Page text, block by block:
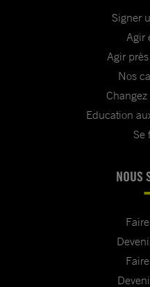
Signer
Agir
Agir
Nos
Education
Se
NOUS